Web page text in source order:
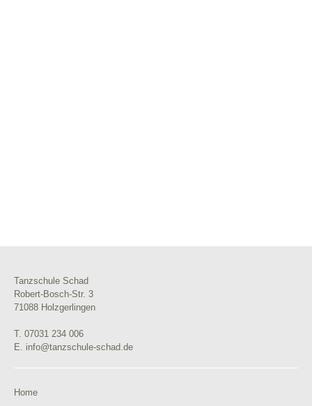
Tanzschule Schad
Robert-Bosch-Str. 3
71088 Holzgerlingen
T. 07031 234 006
E. info@tanzschule-schad.de
Home